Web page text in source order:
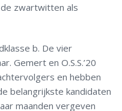
zwartwitten als
b. De vier
Gemert en O.S.S.’20
en hebben
belangrijkste kandidaten
maanden vergeven